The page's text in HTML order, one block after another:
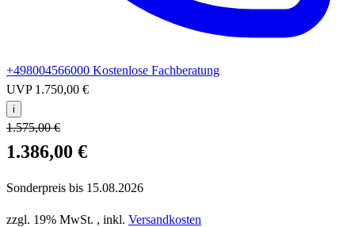
+498004566000 Kostenlose Fachberatung
UVP 1.750,00 €
i
1.575,00 €
1.386,00 €
Sonderpreis bis 15.08.2026
zzgl. 19% MwSt. , inkl. Versandkosten